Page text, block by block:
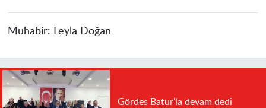
Muhabir: Leyla Doğan
Gördes Batur'la devam dedi